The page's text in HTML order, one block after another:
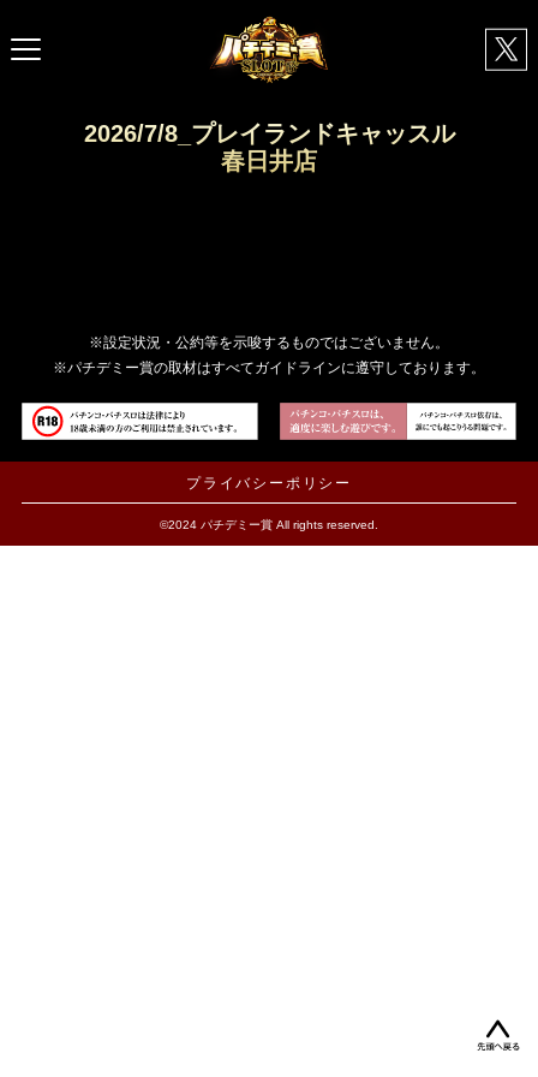
2026/7/8_プレイランドキャッスル
春日井店
※設定状況・公約等を示唆するものではございません。
※パチデミー賞の取材はすべてガイドラインに遵守しております。
プライバシーポリシー
©2024 パチデミー賞 All rights reserved.